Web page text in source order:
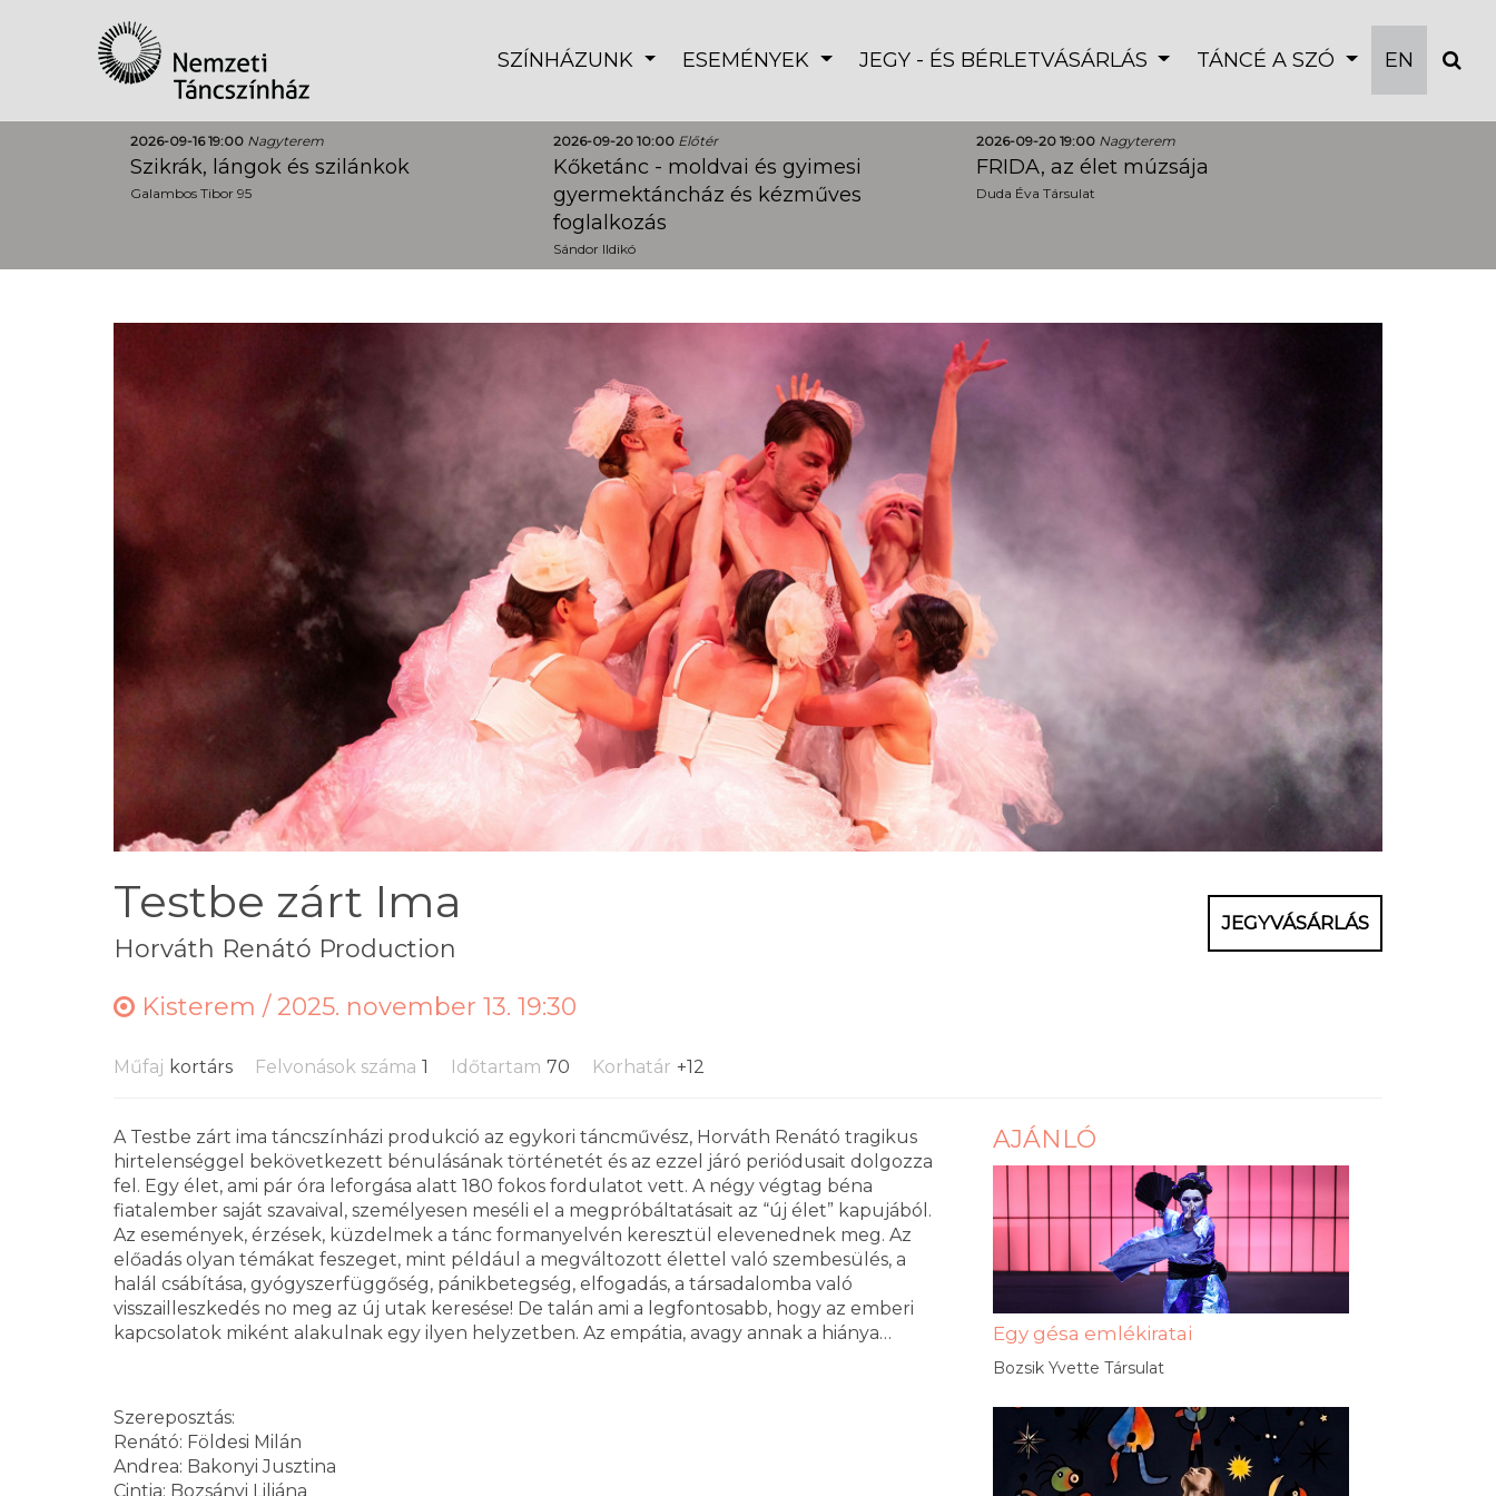
SZÍNHÁZUNK ESEMÉNYEK JEGY - ÉS BÉRLETVÁSÁRLÁS TÁNCÉ A SZÓ EN
2026-09-16 19:00 Nagyterem
Szikrák, lángok és szilánkok
Galambos Tibor 95
2026-09-20 10:00 Előtér
Kőketánc - moldvai és gyimesi
gyermektáncház és kézműves
foglalkozás
Sándor Ildikó
2026-09-20 19:00 Nagyterem
FRIDA, az élet múzsája
Duda Éva Társulat
Testbe zárt Ima
Horváth Renátó Production
JEGYVÁSÁRLÁS
Kisterem / 2025. november 13. 19:30
Műfaj kortárs Felvonások száma 1 Időtartam 70 Korhatár +12
A Testbe zárt ima táncszínházi produkció az egykori táncművész, Horváth Renátó tragikus
hirtelenséggel bekövetkezett bénulásának történetét és az ezzel járó periódusait dolgozza
fel. Egy élet, ami pár óra leforgása alatt 180 fokos fordulatot vett. A négy végtag béna
fiatalember saját szavaival, személyesen meséli el a megpróbáltatásait az “új élet” kapujából.
Az események, érzések, küzdelmek a tánc formanyelvén keresztül elevenednek meg. Az
előadás olyan témákat feszeget, mint például a megváltozott élettel való szembesülés, a
halál csábítása, gyógyszerfüggőség, pánikbetegség, elfogadás, a társadalomba való
visszailleszkedés no meg az új utak keresése! De talán ami a legfontosabb, hogy az emberi
kapcsolatok miként alakulnak egy ilyen helyzetben. Az empátia, avagy annak a hiánya…
Szereposztás:
Renátó: Földesi Milán
Andrea: Bakonyi Jusztina
Cintia: Bozsányi Liliána
AJÁNLÓ
Egy gésa emlékiratai
Bozsik Yvette Társulat